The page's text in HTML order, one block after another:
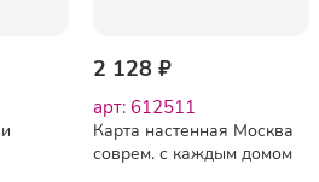
2 128 ₽
арт: 612511
Карта настенная Москва
соврем. с каждым домом